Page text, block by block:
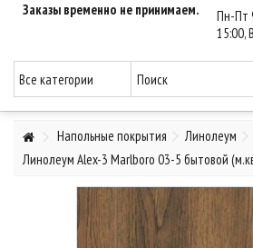
Заказы временно не принимаем.
Пн-Пт
15:00,
Напольные покрытия Линолеум
Линолеум Alex-3 Marlboro 03-5 бытовой